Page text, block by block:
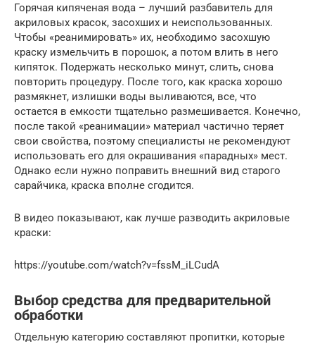
Горячая кипяченая вода – лучший разбавитель для
акриловых красок, засохших и неиспользованных.
Чтобы «реанимировать» их, необходимо засохшую
краску измельчить в порошок, а потом влить в него
кипяток. Подержать несколько минут, слить, снова
повторить процедуру. После того, как краска хорошо
размякнет, излишки воды выливаются, все, что
остается в емкости тщательно размешивается. Конечно,
после такой «реанимации» материал частично теряет
свои свойства, поэтому специалисты не рекомендуют
использовать его для окрашивания «парадных» мест.
Однако если нужно поправить внешний вид старого
сарайчика, краска вполне сгодится.
В видео показывают, как лучше разводить акриловые
краски:
https://youtube.com/watch?v=fssM_iLCudA
Выбор средства для предварительной
обработки
Отдельную категорию составляют пропитки, которые